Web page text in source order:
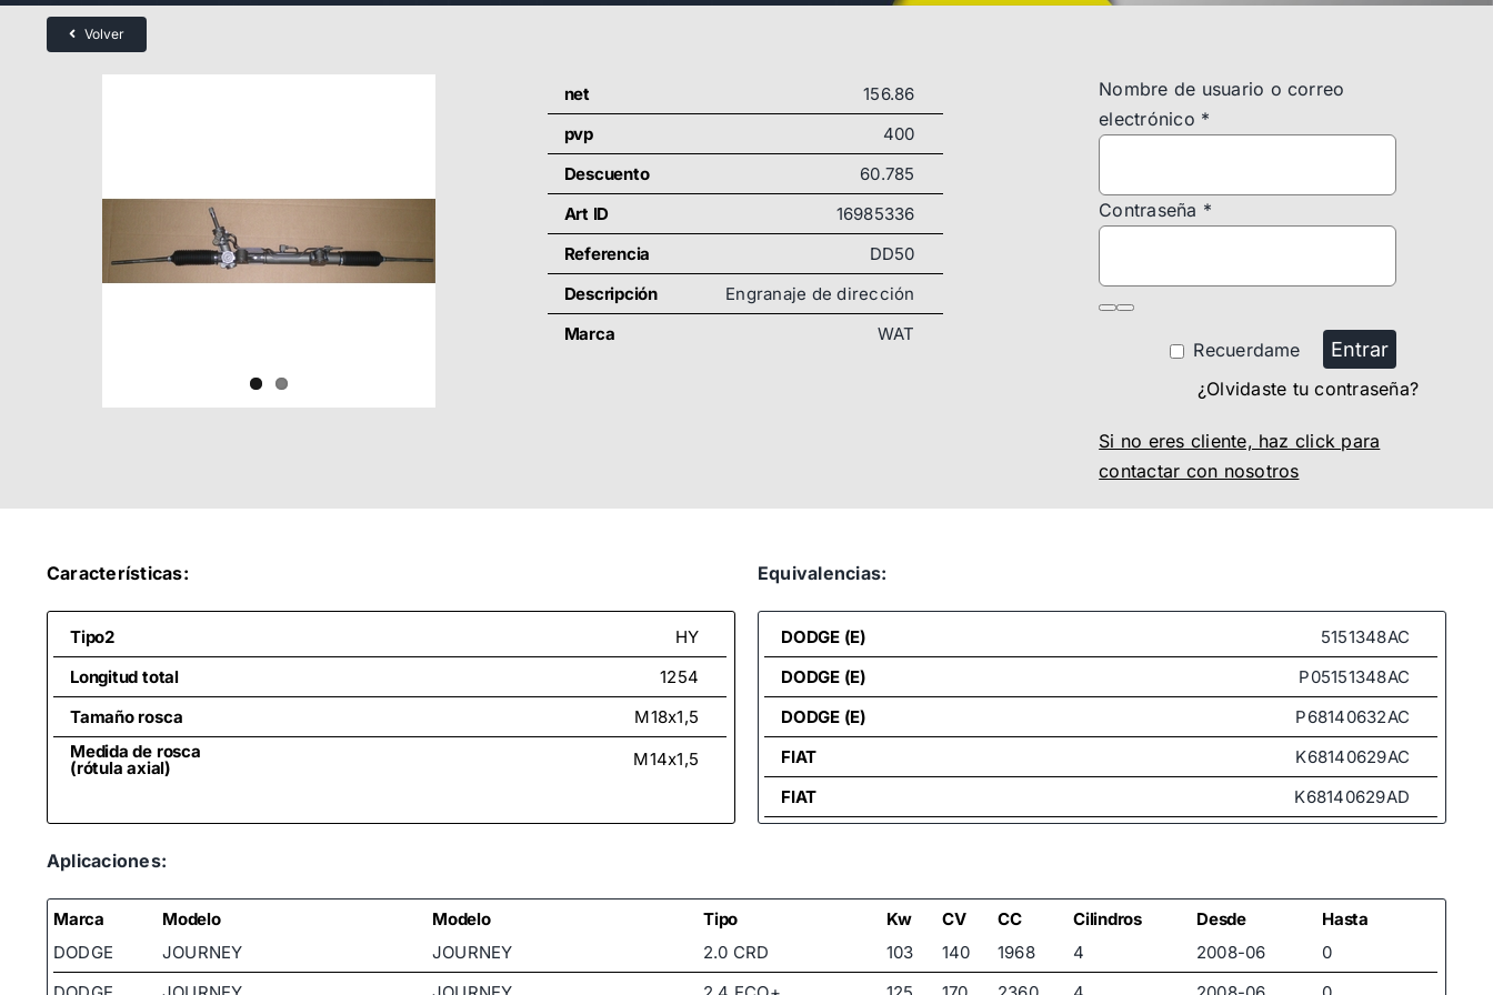
Volver
net
156.86
pvp
400
Descuento
60.785
Art ID
16985336
Referencia
DD50
Descripción
Engranaje de dirección
Marca
WAT
Nombre de usuario o correo
electrónico *
Contraseña *
Recuerdame Entrar
¿Olvidaste tu contraseña?
Si no eres cliente, haz click para
contactar con nosotros
Características:
Tipo2
HY
Longitud total
1254
Tamaño rosca
M18x1,5
Medida de rosca
(rótula axial) M14x1,5
Equivalencias:
DODGE (E)
5151348AC
DODGE (E)
P05151348AC
DODGE (E)
P68140632AC
FIAT
K68140629AC
FIAT
K68140629AD
K68140631AD
K68140632AB
Aplicaciones:
Marca Modelo Modelo Tipo Kw CV CC Cilindros Desde
Hasta
DODGE
JOURNEY JOURNEY 2.0 CRD 103 140 1968 4 2008-06
0